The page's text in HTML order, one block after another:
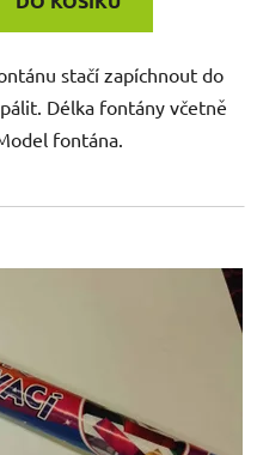
stačí zapíchnout do
Délka fontány včetně
fontána.